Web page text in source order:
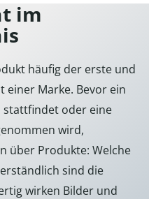
im
häufig der erste und
Marke. Bevor ein
stattfindet oder eine
wird,
über Produkte: Welche
sind die
wirken Bilder und